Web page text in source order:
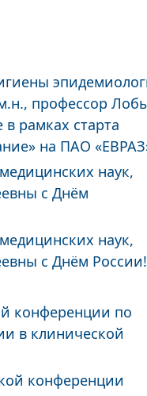
профессор
рамках старта
на ПАО
наук,
с Днём
наук,
с Днём России!
конференции по
в клинической
конференции